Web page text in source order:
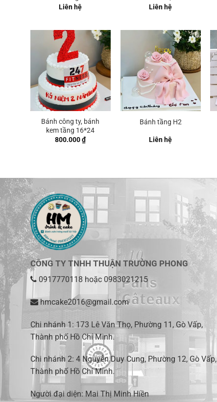
Liên hệ
Liên hệ
Bánh công ty, bánh
kem tầng 16*24
800.000₫
Bánh tầng H2
Liên hệ
CÔNG TY TNHH THUẬN TRƯỜNG PHONG
0917770118 hoặc 0983021215
hmcake2016@gmail.com
Chi nhánh 1: 173 Lê Văn Thọ, Phường 11, Gò Vấp,
Thành phố Hồ Chí Minh.
Chi nhánh 2: 4 Nguyễn Duy Cung, Phường 12, Gò Vấp,
Thành phố Hồ Chí Minh.
Người đại diện: Mai Thị Minh Hiền